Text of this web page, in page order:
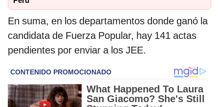
En suma, en los departamentos donde ganó la
candidata de Fuerza Popular, hay 141 actas
pendientes por enviar a los JEE.